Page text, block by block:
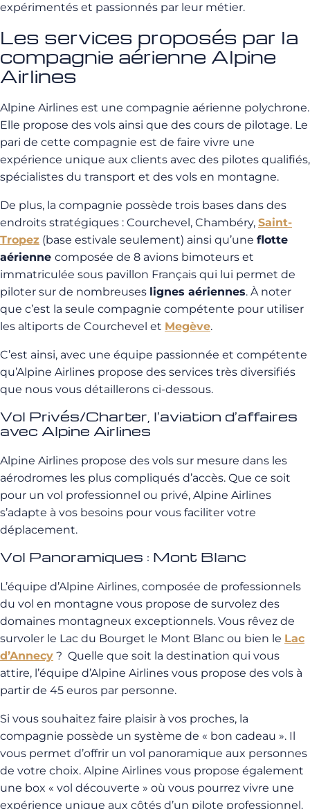
expérimentés et passionnés par leur métier.
Les services proposés par la
compagnie aérienne Alpine
Airlines
Alpine Airlines est une compagnie aérienne polychrone.
Elle propose des vols ainsi que des cours de pilotage. Le
pari de cette compagnie est de faire vivre une
expérience unique aux clients avec des pilotes qualifiés,
spécialistes du transport et des vols en montagne.
De plus, la compagnie possède trois bases dans des
endroits stratégiques : Courchevel, Chambéry, Saint-
Tropez (base estivale seulement) ainsi qu’une flotte
aérienne composée de 8 avions bimoteurs et
immatriculée sous pavillon Français qui lui permet de
piloter sur de nombreuses lignes aériennes. À noter
que c’est la seule compagnie compétente pour utiliser
les altiports de Courchevel et Megève.
C’est ainsi, avec une équipe passionnée et compétente
qu’Alpine Airlines propose des services très diversifiés
que nous vous détaillerons ci-dessous.
Vol Privés/Charter, l’aviation d’affaires
avec Alpine Airlines
Alpine Airlines propose des vols sur mesure dans les
aérodromes les plus compliqués d’accès. Que ce soit
pour un vol professionnel ou privé, Alpine Airlines
s’adapte à vos besoins pour vous faciliter votre
déplacement.
Vol Panoramiques : Mont Blanc
L’équipe d’Alpine Airlines, composée de professionnels
du vol en montagne vous propose de survolez des
domaines montagneux exceptionnels. Vous rêvez de
survoler le Lac du Bourget le Mont Blanc ou bien le Lac
d’Annecy ? Quelle que soit la destination qui vous
attire, l’équipe d’Alpine Airlines vous propose des vols à
partir de 45 euros par personne.
Si vous souhaitez faire plaisir à vos proches, la
compagnie possède un système de « bon cadeau ». Il
vous permet d’offrir un vol panoramique aux personnes
de votre choix. Alpine Airlines vous propose également
une box « vol découverte » où vous pourrez vivre une
expérience unique aux côtés d’un pilote professionnel.